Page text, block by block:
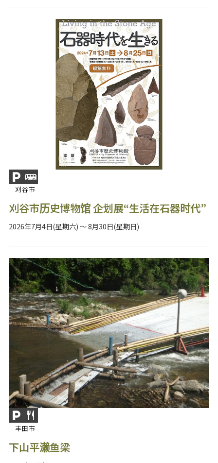
刈谷市
刈谷市历史博物馆 企划展“生活在石器时代”
2026年7月4日(星期六) ～ 8月30日(星期日)
丰田市
下山平濑鱼梁